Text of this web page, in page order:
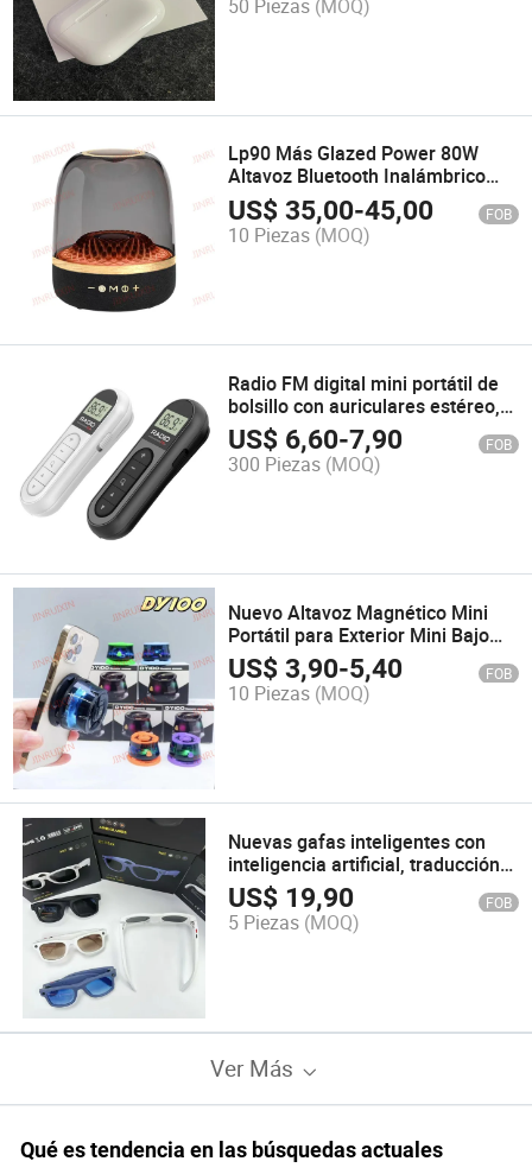
50 Piezas (MOQ)
Lp90 Más Glazed Power 80W
Altavoz Bluetooth Inalámbrico
LED Transparente Fantasma
Colorido Deslumbrante Altavoz
Bluetooth 5.3 Bajo
US$35,00-45,00 FOB
10 Piezas (MOQ)
Radio FM digital mini portátil de
bolsillo con auriculares estéreo,
venta al por mayor de fábrica
US$ 6,60-7,90 FOB
300 Piezas (MOQ)
Nuevo Altavoz Magnético Mini
Portátil para Exterior Mini Bajo
Inalámbrico Bt Altavoz RGB
Dy100 Caja de Sonido
US$3,90-5,40 FOB
10 Piezas (MOQ)
Nuevas gafas inteligentes con
inteligencia artificial, traducción
en tiempo real, asistente de voz,
llamadas por Bluetooth
US$ 19,90 FOB
5 Piezas (MOQ)
Ver Más
Qué es tendencia en las búsquedas actuales